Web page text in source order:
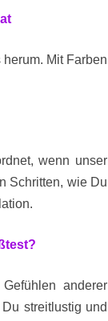
Mit Farben
wenn unser
Schritten, wie Du
anderer
streitlustig und